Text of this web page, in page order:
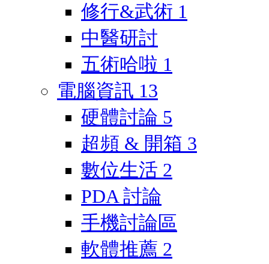
修行&武術 1
中醫研討
五術哈啦 1
電腦資訊 13
硬體討論 5
超頻 & 開箱 3
數位生活 2
PDA 討論
手機討論區
軟體推薦 2